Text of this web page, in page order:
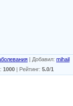
| Добавил: mihail
: 1000 | Рейтинг: 5.0/1